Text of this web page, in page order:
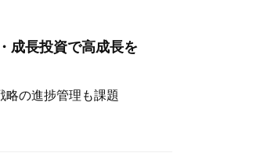
長投資で高成長を
略の進捗管理も課題